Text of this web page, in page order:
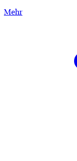
Mehr